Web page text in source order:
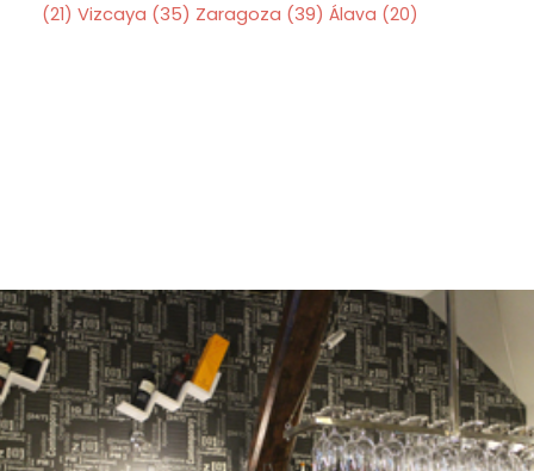
(21) Vizcaya (35) Zaragoza (39) Álava (20)